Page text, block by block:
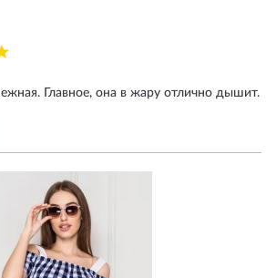
Главное, она в жару отлично дышит.